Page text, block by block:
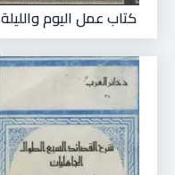
كتاب عمل اليوم والليلة